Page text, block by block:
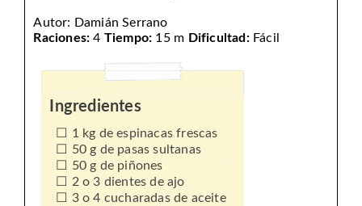
Autor: Damián Serrano
Raciones: 4 Tiempo: 15 m Dificultad:Fácil
Ingredientes
1 kg de espinacas frescas
50 g de pasas sultanas
50 g de piñones
2 o 3 dientes de ajo
3 o 4 cucharadas de aceite